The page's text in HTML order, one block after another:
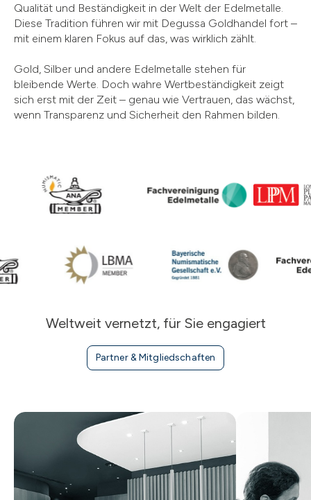
Qualität und Beständigkeit in der Welt der Edelmetalle.
Diese Tradition führen wir mit Degussa Goldhandel fort –
mit einem klaren Fokus auf das, was wirklich zählt.
Gold, Silber und andere Edelmetalle stehen für
bleibende Werte. Doch wahre Wertbeständigkeit zeigt
sich erst mit der Zeit – genau wie Vertrauen, das wächst,
wenn Transparenz und Sicherheit den Rahmen bilden.
Weltweit vernetzt, für Sie engagiert
Partner & Mitgliedschaften